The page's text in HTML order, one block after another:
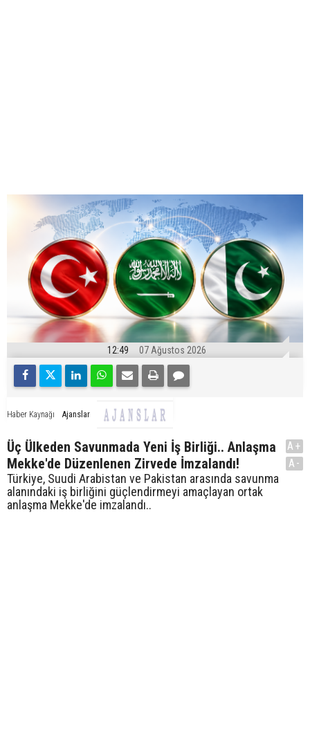
12:49 07 Ağustos 2026
Haber Kaynağı Ajanslar
Üç Ülkeden Savunmada Yeni İş Birliği.. Anlaşma
Mekke'de Düzenlenen Zirvede İmzalandı!
Türkiye, Suudi Arabistan ve Pakistan arasında savunma
alanındaki iş birliğini güçlendirmeyi amaçlayan ortak
anlaşma Mekke'de imzalandı..
A+
A-